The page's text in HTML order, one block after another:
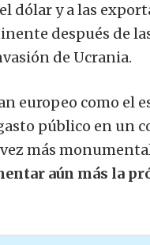
dólar y a las
después de
de Ucrania.
europeo como el
público en un
más
aún más la